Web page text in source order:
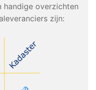
handige overzichten
zijn: